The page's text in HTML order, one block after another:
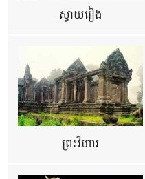
ស្វាយរៀង
ព្រះវិហារ